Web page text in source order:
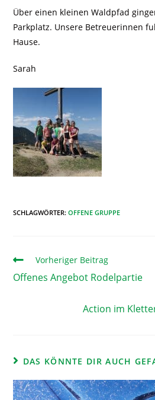
Über einen kleinen Waldpfad
Parkplatz. Unsere Betreuerinnen
Hause.
Sarah
SCHLAGWÖRTER:OFFENE GRUPPE
Vorheriger Beitrag
Offenes Angebot Rodelpartie
Action im
DAS KÖNNTE DIR AUCH